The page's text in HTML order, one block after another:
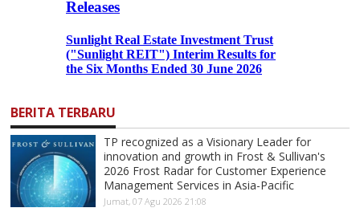
BERITA TERBARU
TP recognized as a Visionary Leader for
innovation and growth in Frost & Sullivan's
2026 Frost Radar for Customer Experience
Management Services in Asia-Pacific
Jumat, 07 Agu 2026 21:08